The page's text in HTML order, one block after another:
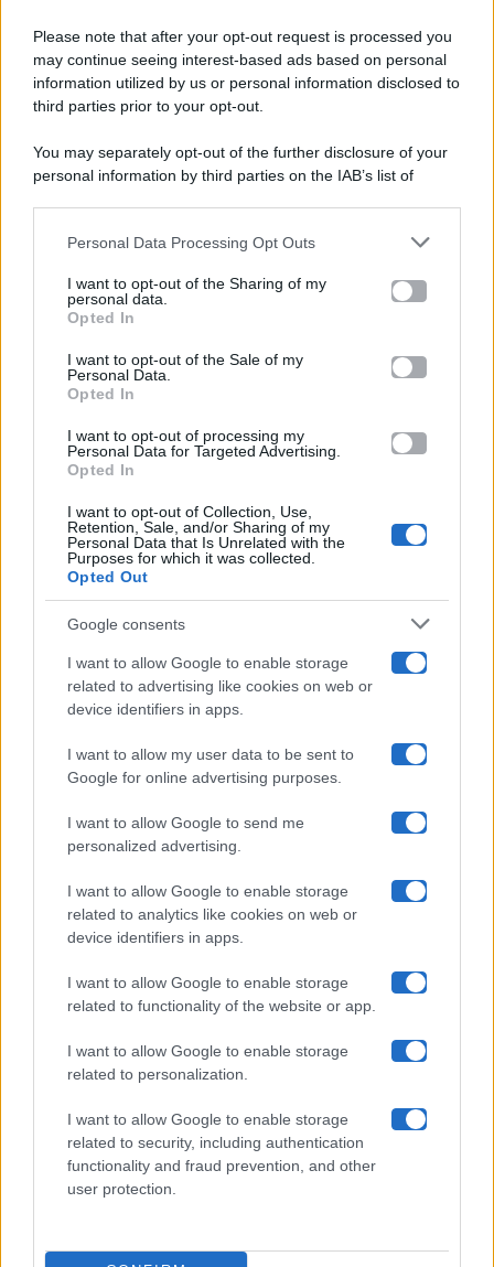
Please note that after your opt-out request is processed you
may continue seeing interest-based ads based on personal
information utilized by us or personal information disclosed to
third parties prior to your opt-out.
You may separately opt-out of the further disclosure of your
personal information by third parties on the IAB’s list of
This information may also be disclosed by us to third parties
disclose it to other third parties.
Please note that this website/app uses one or more Google
services and may gather and store information including but
not limited to your visit or usage behaviour. You may click to
grant or deny consent to Google and its third-party tags to
consent section.
Personal Data Processing Opt Outs
I want to opt-out of the Sharing of my
personal data.
Opted In
I want to opt-out of the Sale of my
Personal Data.
Opted In
I want to opt-out of processing my
Personal Data for Targeted Advertising.
Opted In
I want to opt-out of Collection, Use,
Retention, Sale, and/or Sharing of my
Personal Data that Is Unrelated with the
Purposes for which it was collected.
Opted Out
Google consents
I want to allow Google to enable storage
related to advertising like cookies on web or
device identifiers in apps.
I want to allow my user data to be sent to
Google for online advertising purposes.
I want to allow Google to send me
personalized advertising.
I want to allow Google to enable storage
related to analytics like cookies on web or
device identifiers in apps.
I want to allow Google to enable storage
related to functionality of the website or app.
I want to allow Google to enable storage
related to personalization.
I want to allow Google to enable storage
related to security, including authentication
functionality and fraud prevention, and other
user protection.
Gossip e TV è un sito di MASTE S.r.l.
viale Luigi Majno n. 21 - 20129 Milano (MI)
P.Iva 10909580960
Categorie
Gossip
Televisione
Programmi TV
Amici
Ballando Con Le Stelle
Grande Fratello
Isola Dei Famosi
Uomini E Donne
Maste S.r.l.
Chi siamo
Collabora con noi
Contatti
Privacy Policy
Cookie Policy
Preferenze Privacy- Riproduzione riservata - Photo